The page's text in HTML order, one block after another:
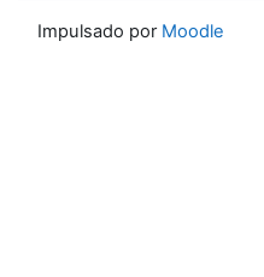
Impulsado por Moodle